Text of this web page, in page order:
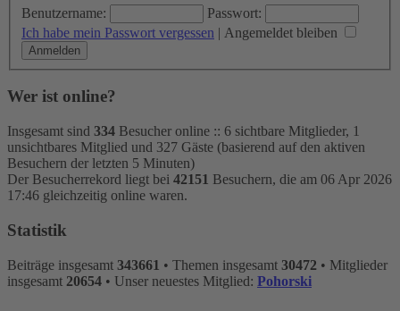
Benutzername:
Passwort:
Ich habe mein Passwort vergessen | Angemeldet bleiben
Wer ist online?
Insgesamt sind 334 Besucher online :: 6 sichtbare Mitglieder, 1
unsichtbares Mitglied und 327 Gäste (basierend auf den aktiven
Besuchern der letzten 5 Minuten)
Der Besucherrekord liegt bei 42151 Besuchern, die am 06 Apr 2026
17:46 gleichzeitig online waren.
Statistik
Beiträge insgesamt 343661 • Themen insgesamt 30472 • Mitglieder
insgesamt 20654 • Unser neuestes Mitglied: Pohorski